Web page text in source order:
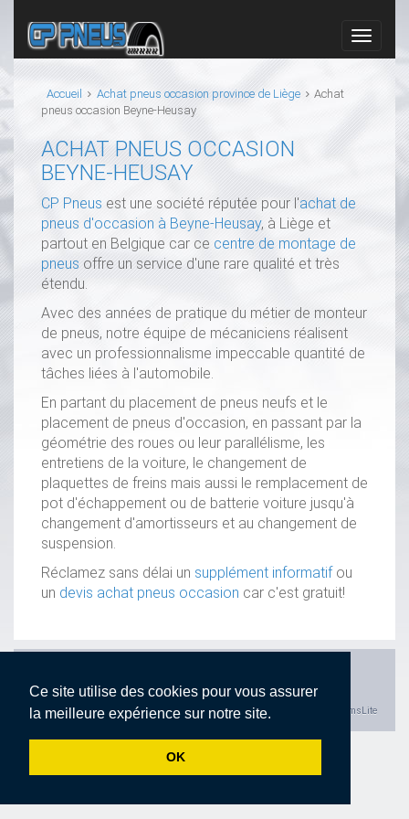
Ce site utilise des cookies pour vous assurer
la meilleure expérience sur notre site.
OK
Accueil Achat pneus occasion province de Liège
Achat
pneus occasion Beyne-Heusay
ACHAT PNEUS OCCASION
BEYNE-HEUSAY
CP Pneus est une société réputée pour l'achat de
pneus d'occasion à Beyne-Heusay, à Liège et
partout en Belgique car ce centre de montage de
pneus offre un service d'une rare qualité et très
étendu.
Avec des années de pratique du métier de monteur
de pneus, notre équipe de mécaniciens réalisent
avec un professionnalisme impeccable quantité de
tâches liées à l'automobile.
En partant du placement de pneus neufs et le
placement de pneus d'occasion, en passant par la
géométrie des roues ou leur parallélisme, les
entretiens de la voiture, le changement de
plaquettes de freins mais aussi le remplacement de
pot d'échappement ou de batterie voiture jusqu'à
changement d'amortisseurs et au changement de
suspension.
Réclamez sans délai un supplément informatifou
un devis achat pneus occasion car c'est gratuit!
Devis en ligne
Déclaration de confidentialité
Powered by cmsLite